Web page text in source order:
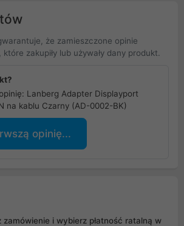
że zamieszczone opinie
zakupiły lub używały dany produkt.
Lanberg Adapter Displayport
na kablu Czarny (AD-0002-BK)
opinię...
zamówienie i wybierz płatność ratalną w